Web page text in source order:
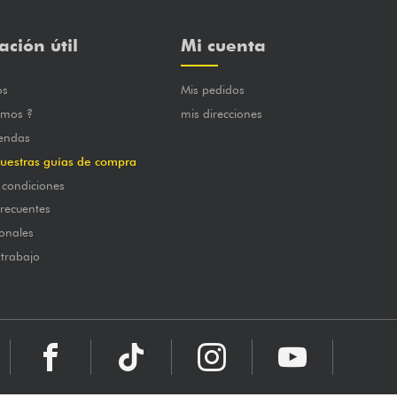
útil
?
guías de compra
Mi cuenta
Mis pedidos
mis direcciones